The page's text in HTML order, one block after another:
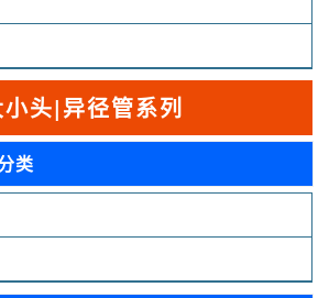
小头|异径管系列
类